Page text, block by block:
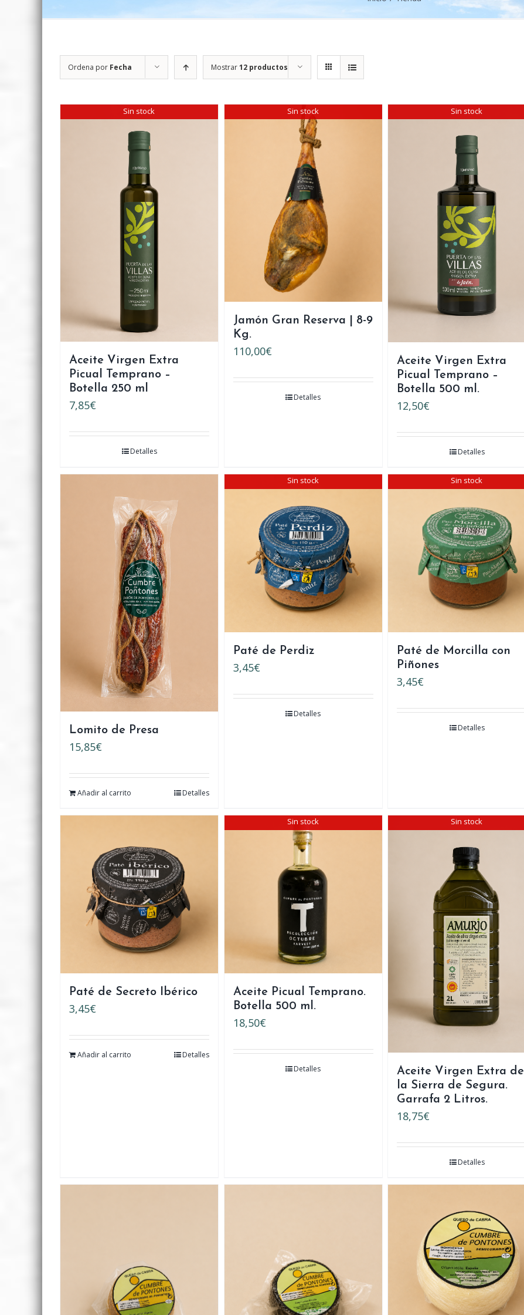
Ordena por Fecha Mostrar12 productos
Sin stock
Aceite Virgen Extra
Picual Temprano –
Botella 250 ml
7,85€
Detalles
Sin stock
Jamón Gran Reserva | 8-9
Kg.
110,00€
Detalles
Sin stock
Aceite Virgen Extra
Picual Temprano –
Botella 500 ml.
12,50€
Detalles
Lomito de Presa
15,85€
Añadir al carrito Detalles
Sin stock
Paté de Perdiz
3,45€
Detalles
Sin stock
Paté de Morcilla con
Piñones
3,45€
Detalles
Paté de Secreto Ibérico
3,45€
Añadir al carrito Detalles
Sin stock
Aceite Picual Temprano.
Botella 500 ml.
18,50€
Detalles
Sin stock
Aceite Virgen Extra de
la Sierra de Segura.
Garrafa 2 Litros.
18,75€
Detalles